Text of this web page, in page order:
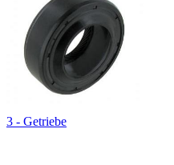
3 - Getriebe